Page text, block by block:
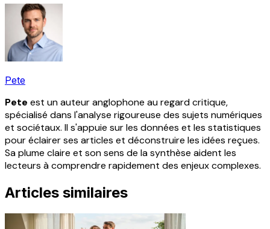
Pete
Pete est un auteur anglophone au regard critique,
spécialisé dans l'analyse rigoureuse des sujets numériques
et sociétaux. Il s'appuie sur les données et les statistiques
pour éclairer ses articles et déconstruire les idées reçues.
Sa plume claire et son sens de la synthèse aident les
lecteurs à comprendre rapidement des enjeux complexes.
Articles similaires